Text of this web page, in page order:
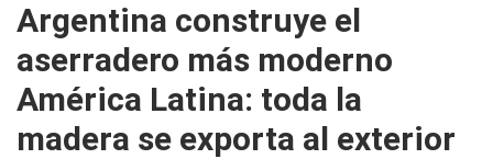
Argentina construye el
aserradero más moderno
América Latina: toda la
madera se exporta al exterior